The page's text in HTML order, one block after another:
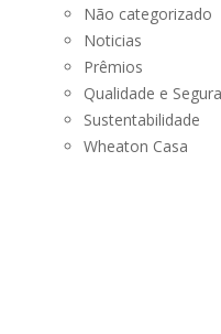
Não categorizado
Noticias
Prêmios
Qualidade e
Sustentabilidade
Wheaton Casa